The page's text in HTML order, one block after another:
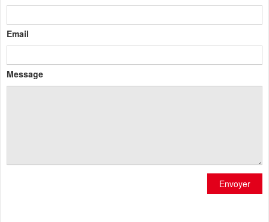
Email
Message
Envoyer